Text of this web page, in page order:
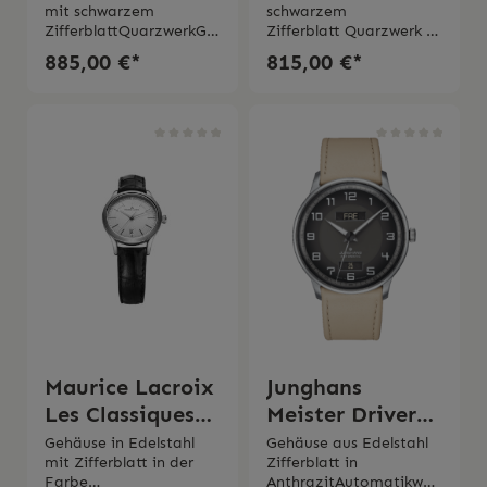
mit schwarzem
ZifferblattQuarzwerkGe
häusedurchmesser 32.00
mmEdelstahlarmband
Schachtel und
originaler
Bedienungsanleitung
885,00 €*
schwarzem
Zifferblatt Quarzwerk L
ederarmband Durchmes
ser Gehäuse 28.00
mit originaler Schachtel
und originaler
Bedienungsanleitung
geliefert.
815,00 €*
Maurice Lacroix
Les Classiques
Lady
Gehäuse in Edelstahl
mit Zifferblatt in der
Farbe
Junghans
Meister Driver
Day Date
Gehäuse aus Edelstahl
Zifferblatt in
AnthrazitAutomatikwer